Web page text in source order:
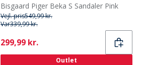
Bisgaard Piger Beka S Sandaler Pink
Vejl. pris549,99 kr.
Var339,99 kr.
Current
299,99 kr.
Outlet